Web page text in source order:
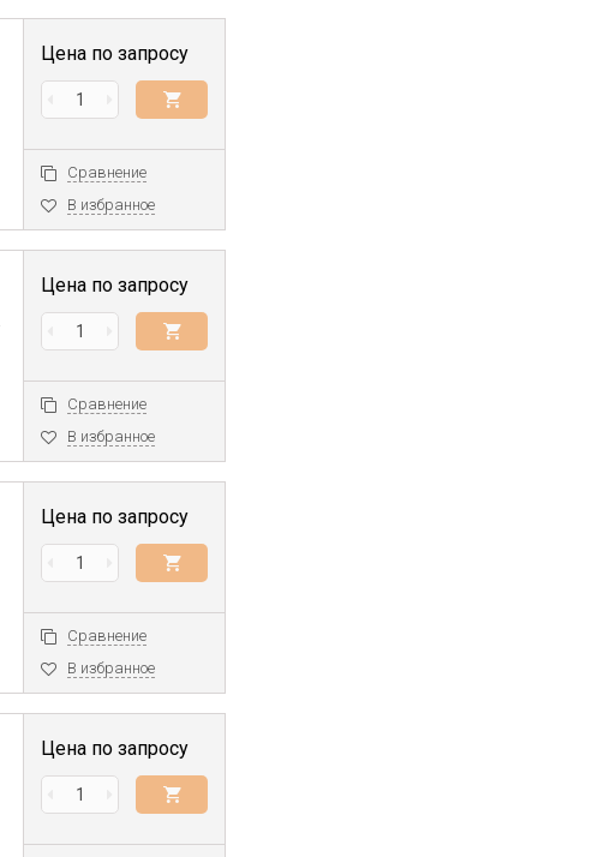
Цена по запросу
Сравнение
В избранное
Цена по запросу
Сравнение
В избранное
Цена по запросу
Сравнение
В избранное
Цена по запросу